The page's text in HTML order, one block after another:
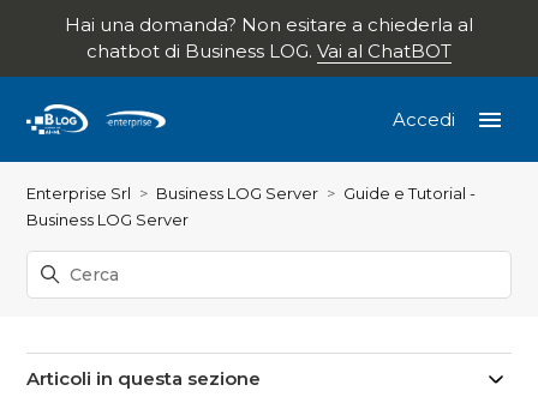
Hai una domanda? Non esitare a chiederla al
chatbot di Business LOG. Vai al ChatBOT
Accedi
Enterprise Srl Business LOG Server
Guide e Tutorial -
Business LOG Server
Articoli in questa sezione